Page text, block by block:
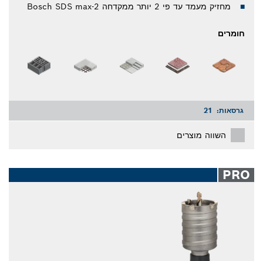
מחזיק מעמד עד פי 2 יותר ממקדחה Bosch SDS max-2
חומרים
גרסאות: 21
השווה מוצרים
PRO